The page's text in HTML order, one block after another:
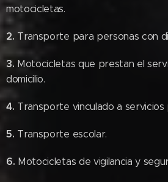
motocicletas.
2. Transporte para personas con
3. Motocicletas que prestan el
domicilio.
4. Transporte vinculado a servicios
5. Transporte escolar.
6. Motocicletas de vigilancia y